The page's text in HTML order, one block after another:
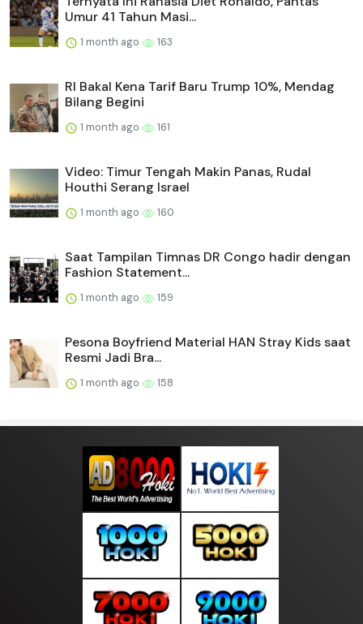
Umur 41 Tahun Masi...
1 month ago 163
RI Bakal Kena Tarif Baru Trump 10%, Mendag
Bilang Begini
1 month ago 161
Video: Timur Tengah Makin Panas, Rudal
Houthi Serang Israel
1 month ago 160
Saat Tampilan Timnas DR Congo hadir dengan
Fashion Statement...
1 month ago 159
Pesona Boyfriend Material HAN Stray Kids saat
Resmi Jadi Bra...
1 month ago 158